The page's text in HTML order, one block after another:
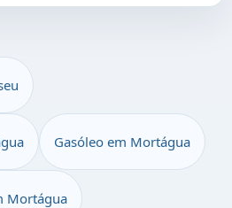
Gasóleo em Mortágua
Mortágua